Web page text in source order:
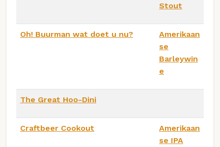
Stout
Oh! Buurman wat doet u nu?
Amerikaan
se
Barleywin
e
The Great Hoo-Dini
Craftbeer Cookout
Amerikaan
se IPA